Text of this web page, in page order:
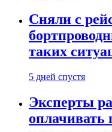
Сняли с
таких
5 дней спустя
Эксперты
оплачивать